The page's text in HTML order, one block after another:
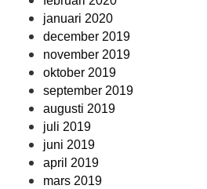
januari 2020
december 2019
november 2019
oktober 2019
september 2019
augusti 2019
juli 2019
juni 2019
april 2019
mars 2019